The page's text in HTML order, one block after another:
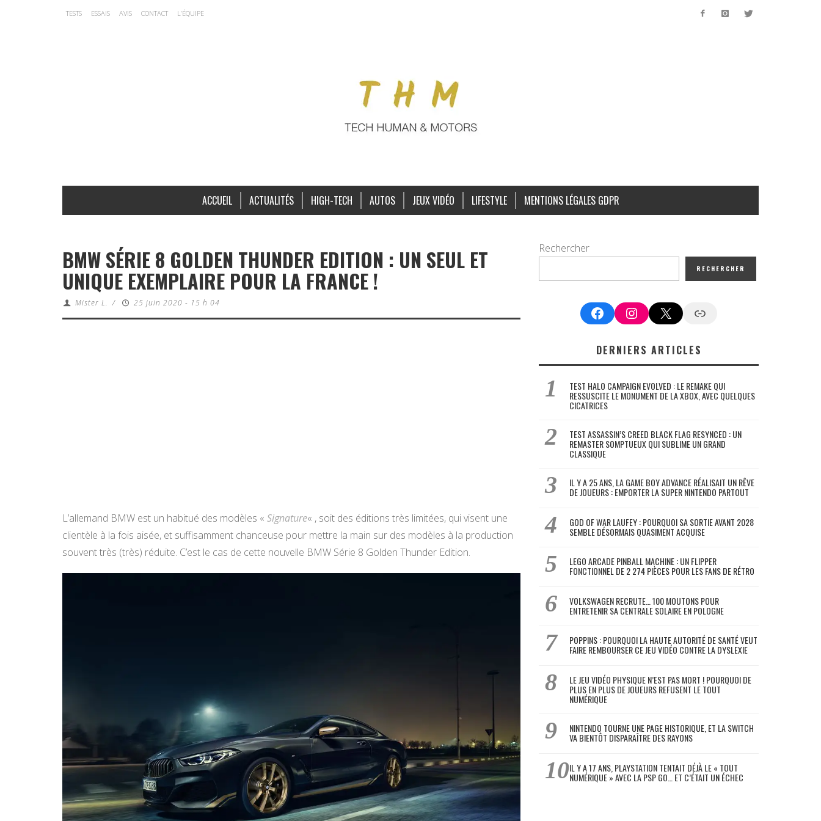
TESTS ESSAIS AVIS CONTACT L’ÉQUIPE
ACCUEIL ACTUALITÉS HIGH-TECH AUTOS JEUX VIDÉO LIFESTYLE MENTIONS LÉGALES GDPR
BMW SÉRIE 8 GOLDEN THUNDER EDITION : UN SEUL ET
UNIQUE EXEMPLAIRE POUR LA FRANCE !
Mister L. / 25 juin 2020 - 15 h 04
L’allemand BMW est un habitué des modèles « Signature« , soit des éditions très limitées, qui visent une
clientèle à la fois aisée, et suffisamment chanceuse pour mettre la main sur des modèles à la production
souvent très (très) réduite. C’est le cas de cette nouvelle BMW Série 8 Golden Thunder Edition.
Rechercher
RECHERCHER
FacebookInstagram
X Google News
DERNIERS ARTICLES
TEST HALO CAMPAIGN EVOLVED : LE REMAKE QUI
RESSUSCITE LE MONUMENT DE LA XBOX, AVEC QUELQUES
CICATRICES
TEST ASSASSIN’S CREED BLACK FLAG RESYNCED : UN
REMASTER SOMPTUEUX QUI SUBLIME UN GRAND
CLASSIQUE
IL Y A 25 ANS, LA GAME BOY ADVANCE RÉALISAIT UN RÊVE
DE JOUEURS : EMPORTER LA SUPER NINTENDO PARTOUT
GOD OF WAR LAUFEY : POURQUOI SA SORTIE AVANT 2028
SEMBLE DÉSORMAIS QUASIMENT ACQUISE
LEGO ARCADE PINBALL MACHINE : UN FLIPPER
FONCTIONNEL DE 2 274 PIÈCES POUR LES FANS DE RÉTRO
VOLKSWAGEN RECRUTE… 100 MOUTONS POUR
ENTRETENIR SA CENTRALE SOLAIRE EN POLOGNE
POPPINS : POURQUOI LA HAUTE AUTORITÉ DE SANTÉ VEUT
FAIRE REMBOURSER CE JEU VIDÉO CONTRE LA DYSLEXIE
LE JEU VIDÉO PHYSIQUE N’EST PAS MORT ! POURQUOI DE
PLUS EN PLUS DE JOUEURS REFUSENT LE TOUT
NUMÉRIQUE
NINTENDO TOURNE UNE PAGE HISTORIQUE, ET LA SWITCH
VA BIENTÔT DISPARAÎTRE DES RAYONS
IL Y A 17 ANS, PLAYSTATION TENTAIT DÉJÀ LE « TOUT
NUMÉRIQUE » AVEC LA PSP GO… ET C’ÉTAIT UN ÉCHEC